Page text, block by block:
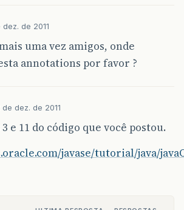
dez. de 2011
uma vez amigos, onde
annotations por favor ?
de dez. de 2011
e 11 do código que você postou.
javase/tutorial/java/